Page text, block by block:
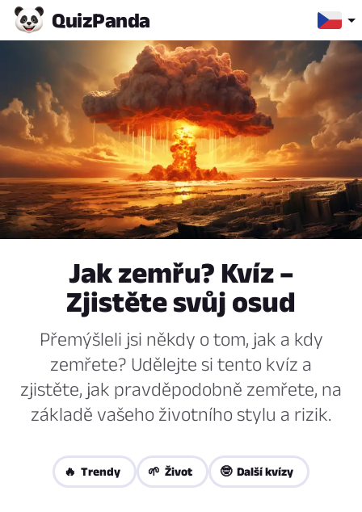
QuizPanda
Jak zemřu? Kvíz –
Zjistěte svůj osud
Přemýšleli jsi někdy o tom, jak a kdy
zemřete? Udělejte si tento kvíz a
zjistěte, jak pravděpodobně zemřete, na
základě vašeho životního stylu a rizik.
🔥 Trendy 🌱 Život 🤓 Další kvízy